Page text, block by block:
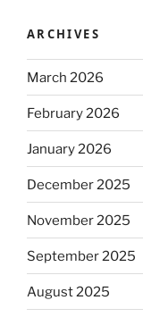
ARCHIVES
March 2026
February 2026
January 2026
December 2025
November 2025
September 2025
August 2025